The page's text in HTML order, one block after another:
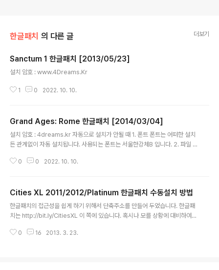
한글패치 의 다른 글 더보기
Sanctum 1 한글패치 [2013/05/23]
설치 암호 : www.4Dreams.Kr
1 0 2022. 10. 10.
Grand Ages: Rome 한글패치 [2014/03/04]
설치 암호 : 4dreams.kr 자동으로 설치가 안될 때 1. 폰트 폰트는 어떠한 설치
든 관계없이 자동 설치됩니다. 사용되는 폰트는 서울한강체B 입니다. 2. 파일 G
hpk 파일을 교체하시면 됩니다. 한글패치는 되돌릴 수 없으며 혹시 영어로 다
0 0 2022. 10. 10.
Cities XL 2011/2012/Platinum 한글패치 수동설치 방법
한글패치의 접근성을 쉽게 하기 위해서 단축주소를 만들어 두었습니다. 한글패
치는 http://bit.ly/CitiesXL 이 쪽에 있습니다. 혹시나 모를 상황에 대비하여
2012, Platinum 사용자에 따라 나뉩니다. 일단 Data 폴더 안에 Localizatio
0 16 2013. 3. 23.